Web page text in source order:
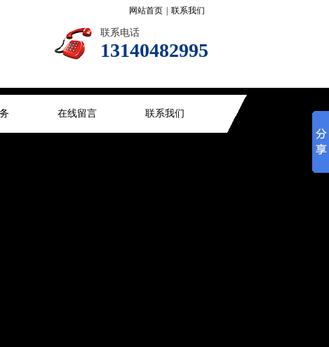
网站首页 联系我们
联系电话
13140482995
在线留言 联系我们